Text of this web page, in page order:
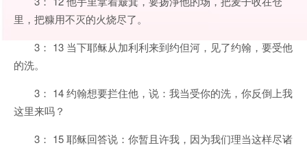
里，把糠用不灭的火烧尽了。
3： 13 当下耶稣从加利利来到约但河，见了约翰，要受他
的洗。
3： 14 约翰想要拦住他，说：我当受你的洗，你反倒上我
这里来吗？
3： 15 耶稣回答说：你暂且许我，因为我们理当这样尽诸